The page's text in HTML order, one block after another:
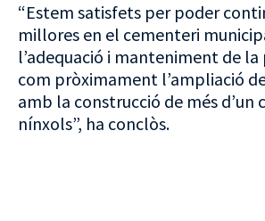
“Estem satisfets per poder
millores en el cementeri
l’adequació i manteniment de
com pròximament l’ampliació
amb la construcció de més d’un
nínxols”, ha conclòs.